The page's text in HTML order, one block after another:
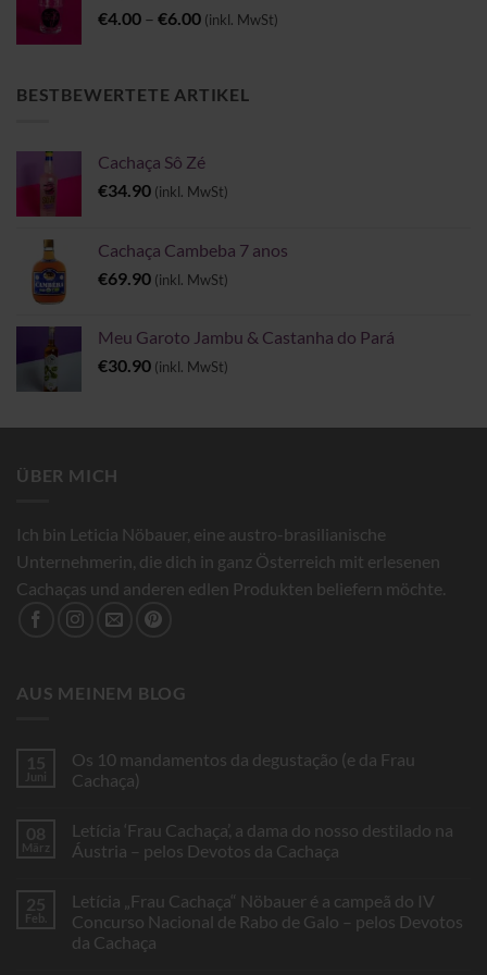
€4.00 – €6.00Preisspanne:
€6.00
(inkl. MwSt)
BESTBEWERTETE ARTIKEL
Cachaça Sô Zé
€34.90 (inkl. MwSt)
Cachaça Cambeba 7 anos
€69.90 (inkl. MwSt)
Meu Garoto Jambu & Castanha do Pará
€30.90 (inkl. MwSt)
ÜBER MICH
Ich bin Leticia Nöbauer, eine austro-brasilianische
Unternehmerin, die dich in ganz Österreich mit erlesenen
Cachaças und anderen edlen Produkten beliefern möchte.
AUS MEINEM BLOG
15
Juni
Os 10 mandamentos da degustação (e da Frau
Cachaça)
Os
10
degustação
(e
da
Frau
08
März
Letícia ‘Frau Cachaça’, a dama do nosso destilado na
Áustria – pelos Devotos da Cachaça
Letícia
‘Frau
Cachaça’,
25
Feb.
Letícia „Frau Cachaça“ Nöbauer é a campeã do IV
Concurso Nacional de Rabo de Galo – pelos Devotos
da Cachaça